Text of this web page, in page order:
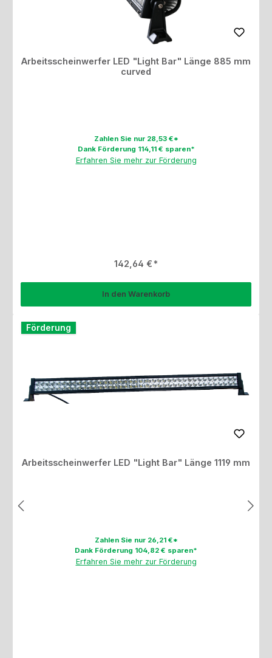
Arbeitsscheinwerfer LED "Light Bar" Länge 885 mm
curved
Zahlen Sie nur 28,53 €*
Dank Förderung 114,11 € sparen*
Erfahren Sie mehr zur Förderung
Regulärer Preis:
142,64 €
In den Warenkorb
Förderung
Arbeitsscheinwerfer LED "Light Bar" Länge 1119 mm
Zahlen Sie nur 26,21 €*
Dank Förderung 104,82 € sparen*
Erfahren Sie mehr zur Förderung